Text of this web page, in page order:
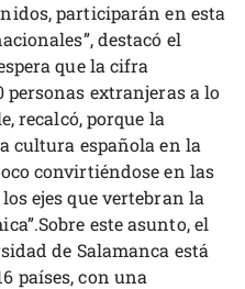
participarán en esta
destacó el
que la cifra
personas extranjeras a lo
recalcó, porque la
cultura española en la
convirtiéndose en las
ejes que vertebran la
este asunto, el
de Salamanca está
países, con una